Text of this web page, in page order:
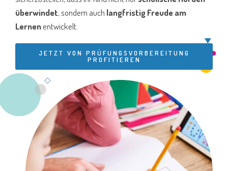
überwindet, sondern auch langfristig Freude am
Lernenentwickelt.
JETZT VON PRÜFUNGSVORBEREITUNG
PROFITIEREN